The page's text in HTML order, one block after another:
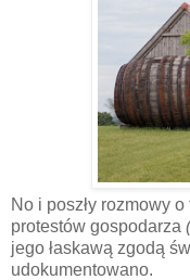
No i poszły rozmowy
protestów gospodarza
jego łaskawą zgodą
udokumentowano.